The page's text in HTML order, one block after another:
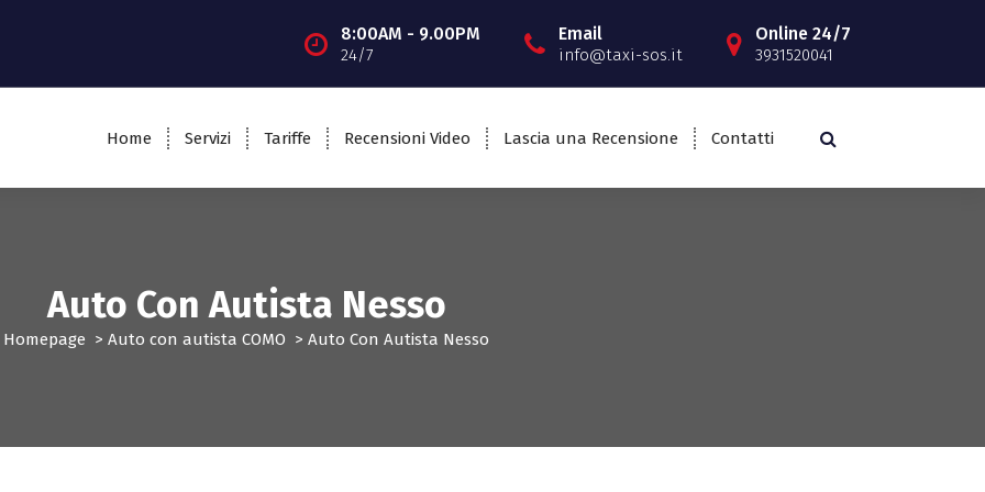
8:00AM - 9.00PM
24/7
Email
info@taxi-sos.it
Online 24/7
3931520041
Home Servizi Tariffe Recensioni Video Lascia una Recensione Contatti
Auto Con Autista Nesso
Homepage > Auto con autista COMO > Auto Con Autista Nesso